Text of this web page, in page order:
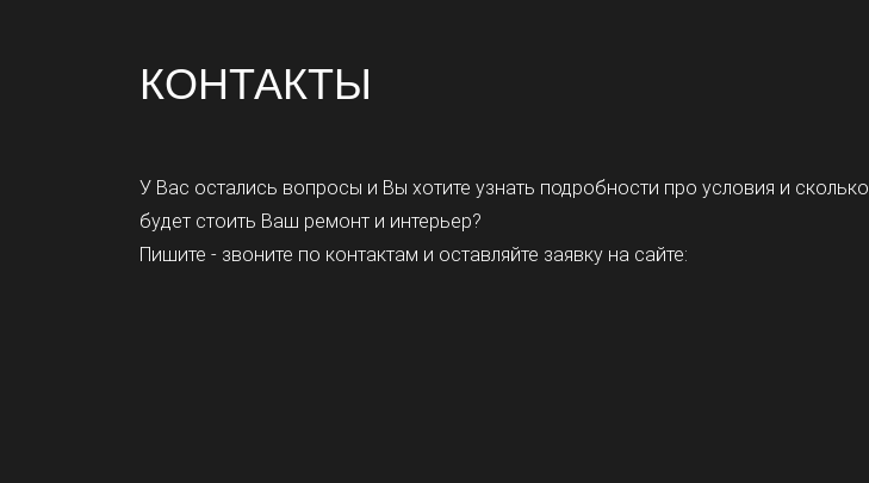
КОНТАКТЫ
У Вас остались вопросы и Вы хотите узнать подробности про условия и сколько
будет стоить Ваш ремонт и интерьер?
Пишите - звоните по контактам и оставляйте заявку на сайте: